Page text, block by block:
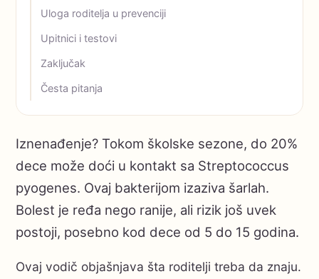
Uloga roditelja u prevenciji
Upitnici i testovi
Zaključak
Česta pitanja
Iznenađenje? Tokom školske sezone, do 20%
dece može doći u kontakt sa Streptococcus
pyogenes. Ovaj bakterijom izaziva šarlah.
Bolest je ređa nego ranije, ali rizik još uvek
postoji, posebno kod dece od 5 do 15 godina.
Ovaj vodič objašnjava šta roditelji treba da znaju.